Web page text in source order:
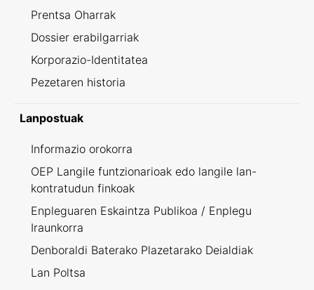
Prentsa Oharrak
Dossier erabilgarriak
Korporazio-Identitatea
Pezetaren historia
Lanpostuak
Informazio orokorra
OEP Langile funtzionarioak edo langile lan-
kontratudun finkoak
Enpleguaren Eskaintza Publikoa / Enplegu
Iraunkorra
Denboraldi Baterako Plazetarako Deialdiak
Lan Poltsa